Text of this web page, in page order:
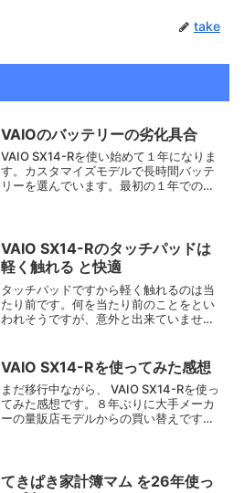
take
VAIOのバッテリーの劣化具合
VAIO SX14-Rを使い始めて１年になりま
す。カスタマイズモデルで長時間バッテ
リーを選んでいます。最初の１年での
VAIO SX14-Rのタッチパッドは
軽く触れる と快適
タッチパッドですから軽く触れるのは当
たり前です。何を当たり前のことをとい
われそうですが、意外と出来ていませ
性能が良いものが使われているはずで
す。でも軽く触れることを理解していな
いと、使いこなせません。
VAIO SX14-Rを使ってみた感想
まだ移行中ながら、 VAIO SX14-Rを使っ
てみた感想です。８年ぶりに大手メーカ
ーの量販店モデルからの買い替えです。
的な感想です。
てきぱき家計簿マム を26年使っ